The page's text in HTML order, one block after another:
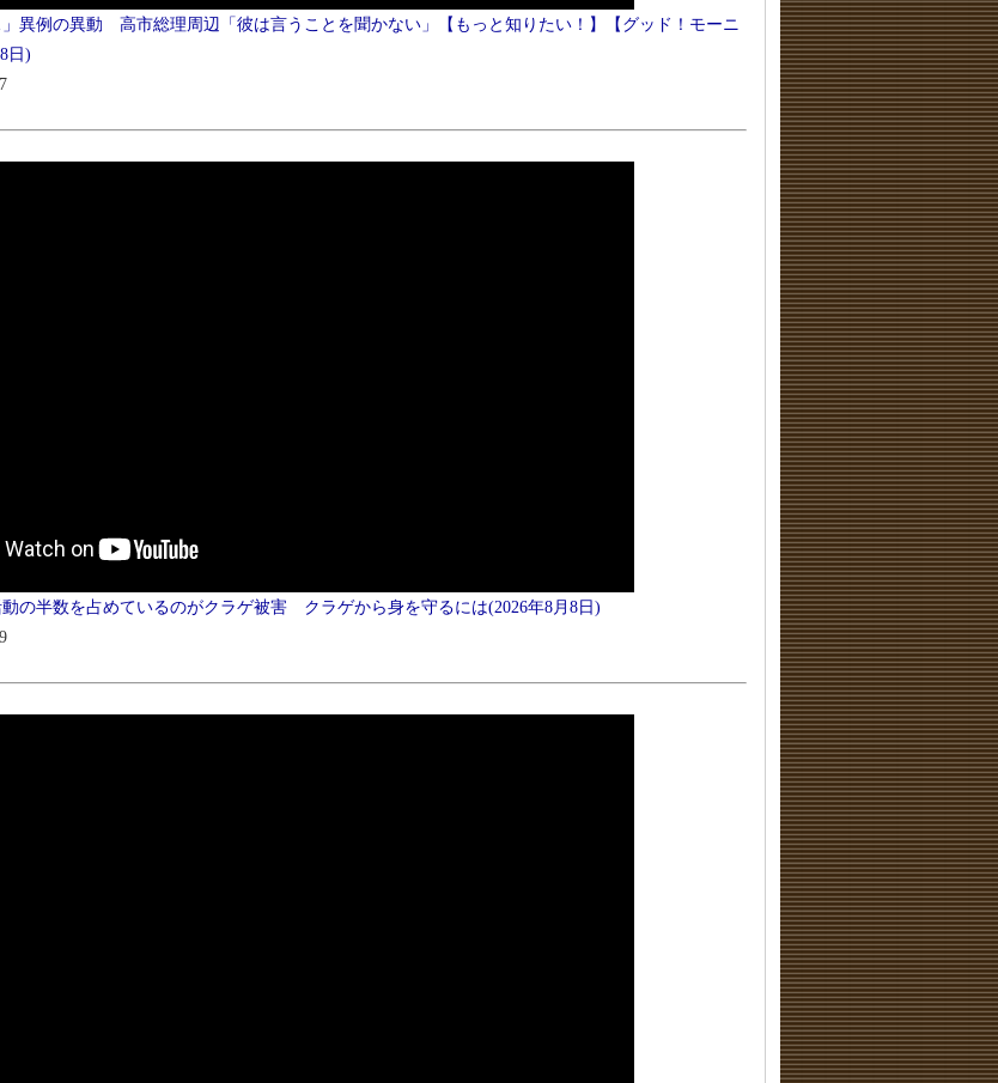
」異例の異動 高市総理周辺「彼は言うことを聞かない」【もっと知りたい！】【グッド！モーニ
日)
の半数を占めているのがクラゲ被害 クラゲから身を守るには(2026年8月8日)